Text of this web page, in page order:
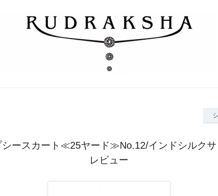
シースカート≪25ヤード≫No.12/インドシルクサ
レビュー